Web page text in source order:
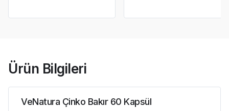
Ürün Bilgileri
VeNatura Çinko Bakır 60 Kapsül